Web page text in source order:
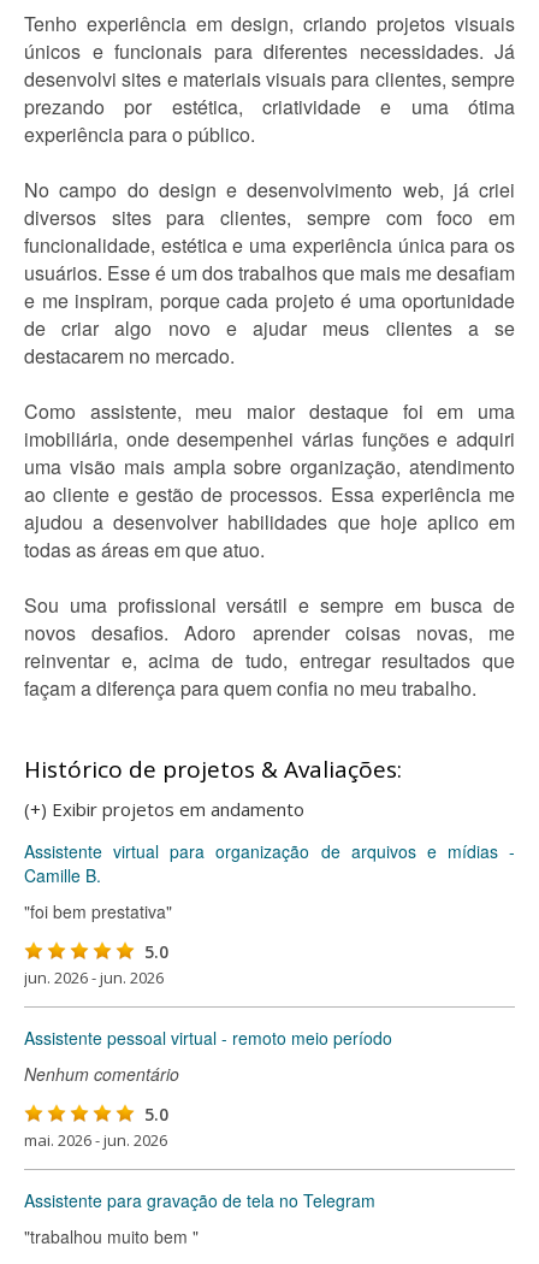
Tenho experiência em design, criando projetos visuais
únicos e funcionais para diferentes necessidades. Já
desenvolvi sites e materiais visuais para clientes, sempre
prezando por estética, criatividade e uma ótima
experiência para o público.
No campo do design e desenvolvimento web, já criei
diversos sites para clientes, sempre com foco em
funcionalidade, estética e uma experiência única para os
usuários. Esse é um dos trabalhos que mais me desafiam
e me inspiram, porque cada projeto é uma oportunidade
de criar algo novo e ajudar meus clientes a se
destacarem no mercado.
Como assistente, meu maior destaque foi em uma
imobiliária, onde desempenhei várias funções e adquiri
uma visão mais ampla sobre organização, atendimento
ao cliente e gestão de processos. Essa experiência me
ajudou a desenvolver habilidades que hoje aplico em
todas as áreas em que atuo.
Sou uma profissional versátil e sempre em busca de
novos desafios. Adoro aprender coisas novas, me
reinventar e, acima de tudo, entregar resultados que
façam a diferença para quem confia no meu trabalho.
Histórico de projetos & Avaliações:
(+) Exibir projetos em andamento
Assistente virtual para organização de arquivos e mídias -
Camille B.
"foi bem prestativa"
5.0
jun. 2026 - jun. 2026
Assistente pessoal virtual - remoto meio período
Nenhum comentário
5.0
mai. 2026 - jun. 2026
Assistente para gravação de tela no Telegram
"trabalhou muito bem "